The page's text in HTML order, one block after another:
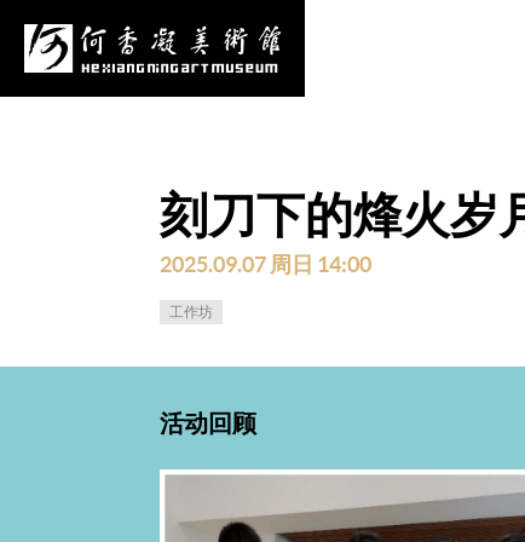
项目申报 采购公告 更多
刻刀下的烽火岁
2025.09.07 周日 14:00
工作坊
活动回顾